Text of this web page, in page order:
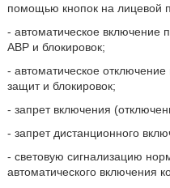
помощью кнопок на лицевой
- автоматическое включение
АВР и блокировок;
- автоматическое
защит и блокировок;
- запрет включения
- запрет дистанционного
- световую сигнализацию
автоматического включения